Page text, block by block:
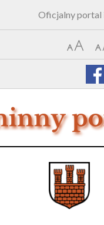
Oficjalny portal